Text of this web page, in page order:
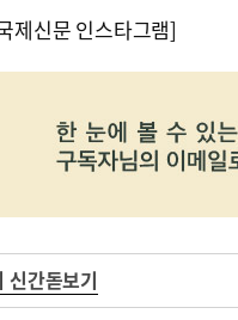
제신문 인스타그램]
신간돋보기